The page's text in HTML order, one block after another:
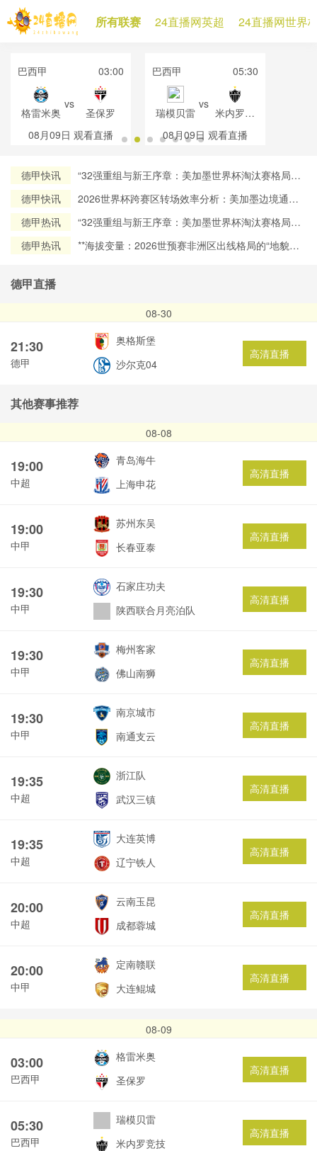
所有联赛 24直播网英超 24直播网世界
巴西甲 03:00
格雷米奥
vs
圣保罗
08月09日 观看直播
巴西甲 05:30
瑞模贝雷
vs
米内罗竞
技
08月09日 观看直播
德甲快讯
“32强重组与新王序章：美加墨世界杯淘汰赛格局再
德甲快讯
2026世界杯跨赛区转场效率分析：美加墨边境通关
德甲热讯
“32强重组与新王序章：美加墨世界杯淘汰赛格局再
德甲热讯
**海拔变量：2026世预赛非洲区出线格局的“地貌暗
德甲直播
08-30
21:30
德甲
奥格斯堡
沙尔克04
高清直播
其他赛事推荐
08-08
19:00
中超
青岛海牛
上海申花
高清直播
19:00
中甲
苏州东吴
长春亚泰
高清直播
19:30
中甲
石家庄功夫
陕西联合月亮泊队
高清直播
19:30
中甲
梅州客家
佛山南狮
高清直播
19:30
中甲
南京城市
南通支云
高清直播
19:35
中超
浙江队
武汉三镇
高清直播
19:35
中超
大连英博
辽宁铁人
高清直播
20:00
中超
云南玉昆
成都蓉城
高清直播
20:00
中甲
定南赣联
大连鲲城
高清直播
08-09
03:00
巴西甲
格雷米奥
圣保罗
高清直播
05:30
巴西甲
瑞模贝雷
米内罗竞技
高清直播